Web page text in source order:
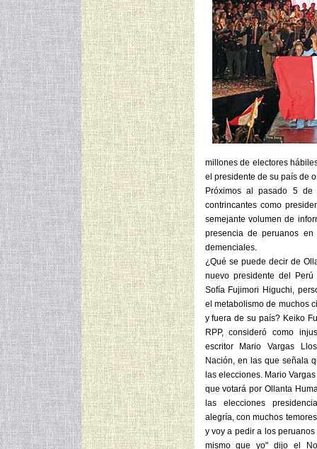
millones de electores
el presidente de su país de
Próximos al pasado 5
contrincantes como
semejante volumen de
presencia de peruanos
demenciales.
¿Qué se puede decir de
nuevo presidente del
Sofía Fujimori Higuchi,
el metabolismo de muchos
y fuera de su país? Keiko
RPP, consideró como
escritor Mario Vargas
Nación, en las que señala
las elecciones. Mario
que votará por Ollanta
las elecciones
alegría, con muchos
y voy a pedir a los
mismo que yo" dijo el